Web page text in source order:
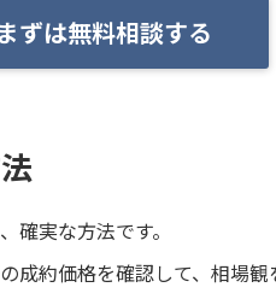
まずは無料相談する
実な方法です。
成約価格を確認して、相場観